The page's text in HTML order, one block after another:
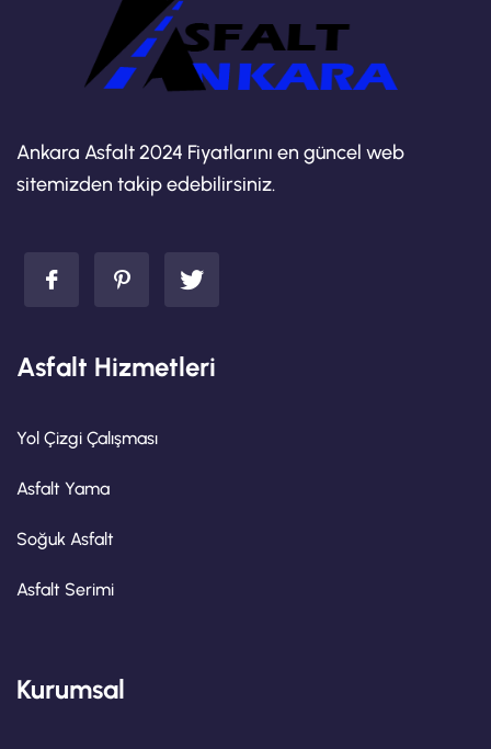
Ankara Asfalt 2024 Fiyatlarını en güncel web
sitemizden takip edebilirsiniz.
Asfalt Hizmetleri
Yol Çizgi Çalışması
Asfalt Yama
Soğuk Asfalt
Asfalt Serimi
Kurumsal